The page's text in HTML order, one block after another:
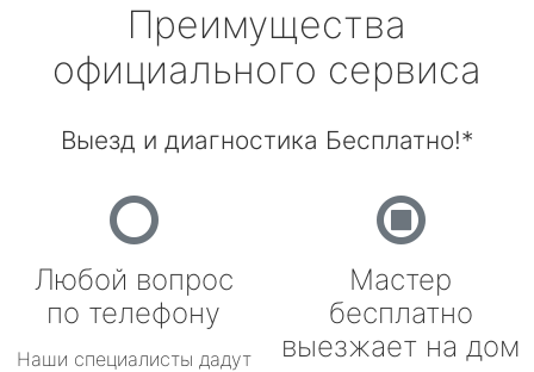
Преимущества
официального сервиса
Выезд и диагностика Бесплатно!*
Любой вопрос
по телефону
Наши специалисты дадут
Мастер
бесплатно
выезжает на дом